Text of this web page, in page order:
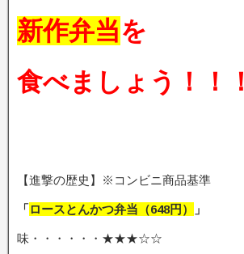
新作弁当を
食べましょう！！！
【進撃の歴史】※コンビニ商品基準
「ロースとんかつ弁当 （648円） 」
味・・・・・・★★★☆☆